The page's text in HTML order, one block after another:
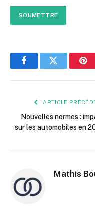
SOUMETTRE
FacebookTwitter
ARTICLE
Nouvelles normes :
sur les automobiles en
Mathis